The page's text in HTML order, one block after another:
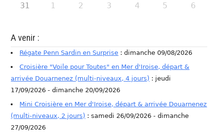
31 1 2 3 4 5 6
A venir :
Régate Penn Sardin en Surprise : dimanche 09/08/2026
Croisière "Voile pour Toutes" en Mer d'Iroise, départ &
arrivée Douarnenez (multi-niveaux, 4 jours) : jeudi
17/09/2026 - dimanche 20/09/2026
Mini Croisière en Mer d'Iroise, départ & arrivée Douarnenez
(multi-niveaux, 2 jours) : samedi 26/09/2026 - dimanche
27/09/2026